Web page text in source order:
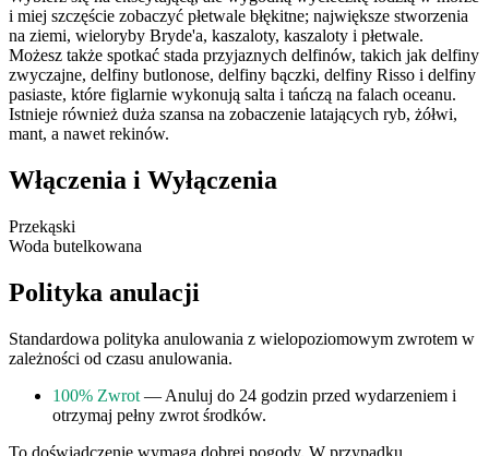
i miej szczęście zobaczyć płetwale błękitne; największe stworzenia
na ziemi, wieloryby Bryde'a, kaszaloty, kaszaloty i płetwale.
Możesz także spotkać stada przyjaznych delfinów, takich jak delfiny
zwyczajne, delfiny butlonose, delfiny bączki, delfiny Risso i delfiny
pasiaste, które figlarnie wykonują salta i tańczą na falach oceanu.
Istnieje również duża szansa na zobaczenie latających ryb, żółwi,
mant, a nawet rekinów.
Włączenia i Wyłączenia
Przekąski
Woda butelkowana
Polityka anulacji
Standardowa polityka anulowania z wielopoziomowym zwrotem w
zależności od czasu anulowania.
100% Zwrot — Anuluj do 24 godzin przed wydarzeniem i
otrzymaj pełny zwrot środków.
To doświadczenie wymaga dobrej pogody. W przypadku